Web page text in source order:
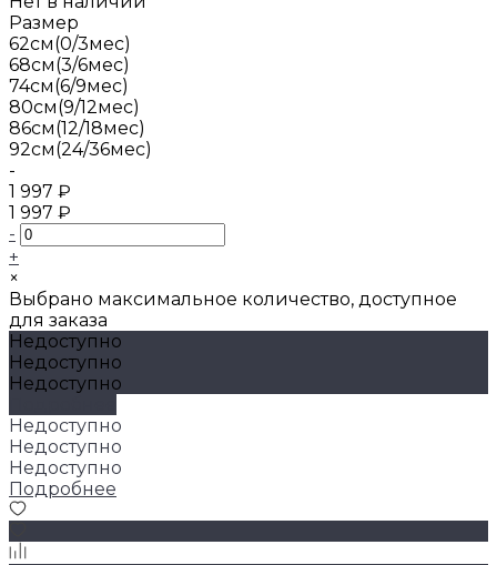
Размер
62см(0/3мес)
68см(3/6мес)
74см(6/9мес)
80см(9/12мес)
86см(12/18мес)
92см(24/36мес)
-
1 997 ₽
1 997 ₽
-
+
×
Выбрано максимальное количество, доступное
для заказа
Недоступно
Недоступно
Недоступно
Недоступно
Недоступно
Недоступно
Подробнее